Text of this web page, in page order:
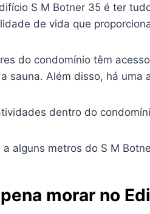
S M Botner 35 é ter
de vida que
do condomínio têm
sauna. Além disso, há
dentro do
a alguns metros do S M
morar no